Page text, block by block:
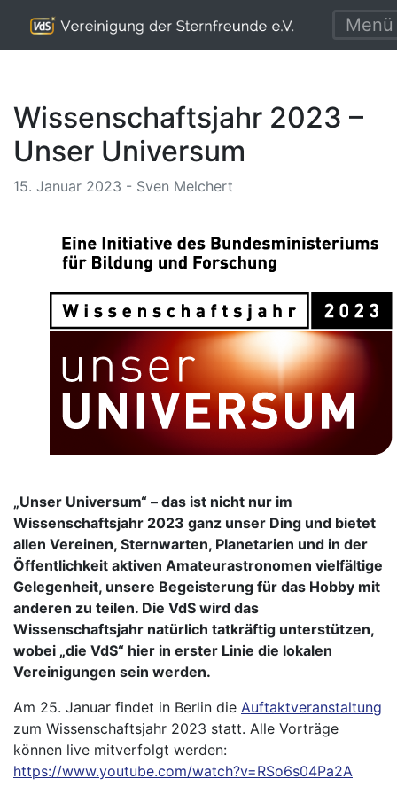
Wissenschaftsjahr 2023 –
Unser Universum
15. Januar 2023 - Sven Melchert
„Unser Universum“ – das ist nicht nur im
Wissenschaftsjahr 2023 ganz unser Ding und bietet
allen Vereinen, Sternwarten, Planetarien und in der
Öffentlichkeit aktiven Amateurastronomen vielfältige
Gelegenheit, unsere Begeisterung für das Hobby mit
anderen zu teilen. Die VdS wird das
Wissenschaftsjahr natürlich tatkräftig unterstützen,
wobei „die VdS“ hier in erster Linie die lokalen
Vereinigungen sein werden.
Am 25. Januar findet in Berlin die Auftaktveranstaltung
zum Wissenschaftsjahr 2023 statt. Alle Vorträge
können live mitverfolgt werden:
https://www.youtube.com/watch?v=RSo6s04Pa2A